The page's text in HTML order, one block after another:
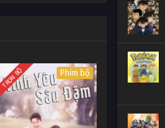
TRỌN BỘ Phim bộ